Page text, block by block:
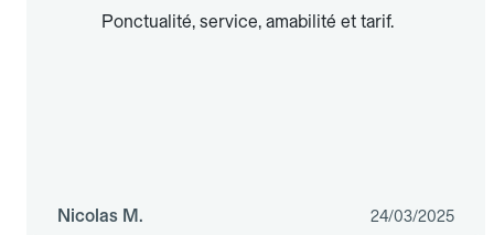
Ponctualité, service, amabilité et tarif.
Nicolas M. 24/03/2025